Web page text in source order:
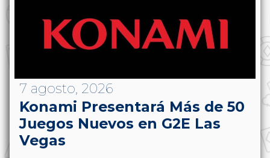
7 agosto, 2026
Konami Presentará Más de 50
Juegos Nuevos en G2E Las
Vegas